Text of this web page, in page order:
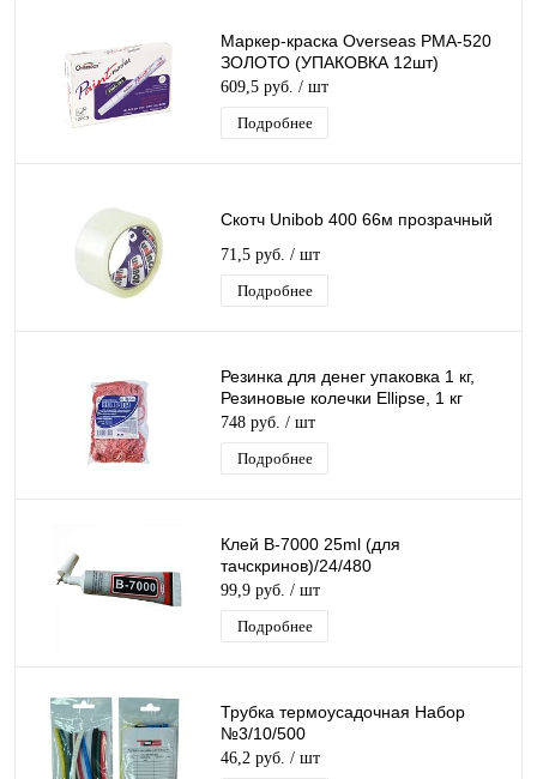
Маркер-краска Overseas PMA-520
ЗОЛОТО (УПАКОВКА 12шт)
609,5 руб. / шт
Подробнее
Скотч Unibob 400 66м прозрачный
71,5 руб. / шт
Подробнее
Резинка для денег упаковка 1 кг,
Резиновые колечки Ellipse, 1 кг
748 руб. / шт
Подробнее
Клей B-7000 25ml (для
тачскринов)/24/480
99,9 руб. / шт
Подробнее
Трубка термоусадочная Набор
№3/10/500
46,2 руб. / шт